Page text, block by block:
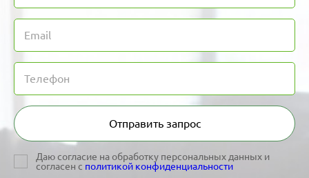
Отправить запрос
Даю согласие на обработку персональных данных и
согласен с политикой конфиденциальности